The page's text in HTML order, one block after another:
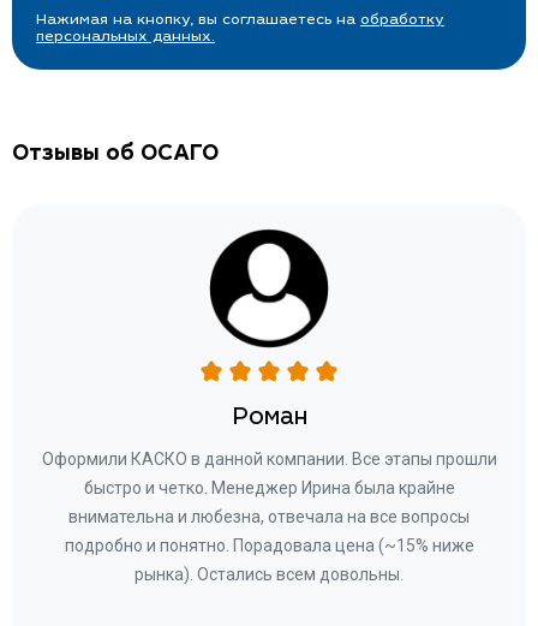
Нажимая на кнопку, вы соглашаетесь на обработку
персональных данных.
Отзывы об ОСАГО
Роман
Оформили КАСКО в данной компании. Все этапы прошли
быстро и четко. Менеджер Ирина была крайне
внимательна и любезна, отвечала на все вопросы
подробно и понятно. Порадовала цена (~15% ниже
рынка). Остались всем довольны.